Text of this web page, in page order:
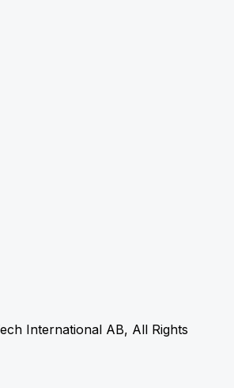
International AB, All Rights